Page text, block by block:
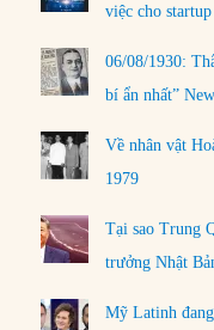
việc cho
06/08/1930:
bí ẩn nhất”
Về nhân vật
1979
Tại sao Trung
trưởng Nhật
Mỹ Latinh